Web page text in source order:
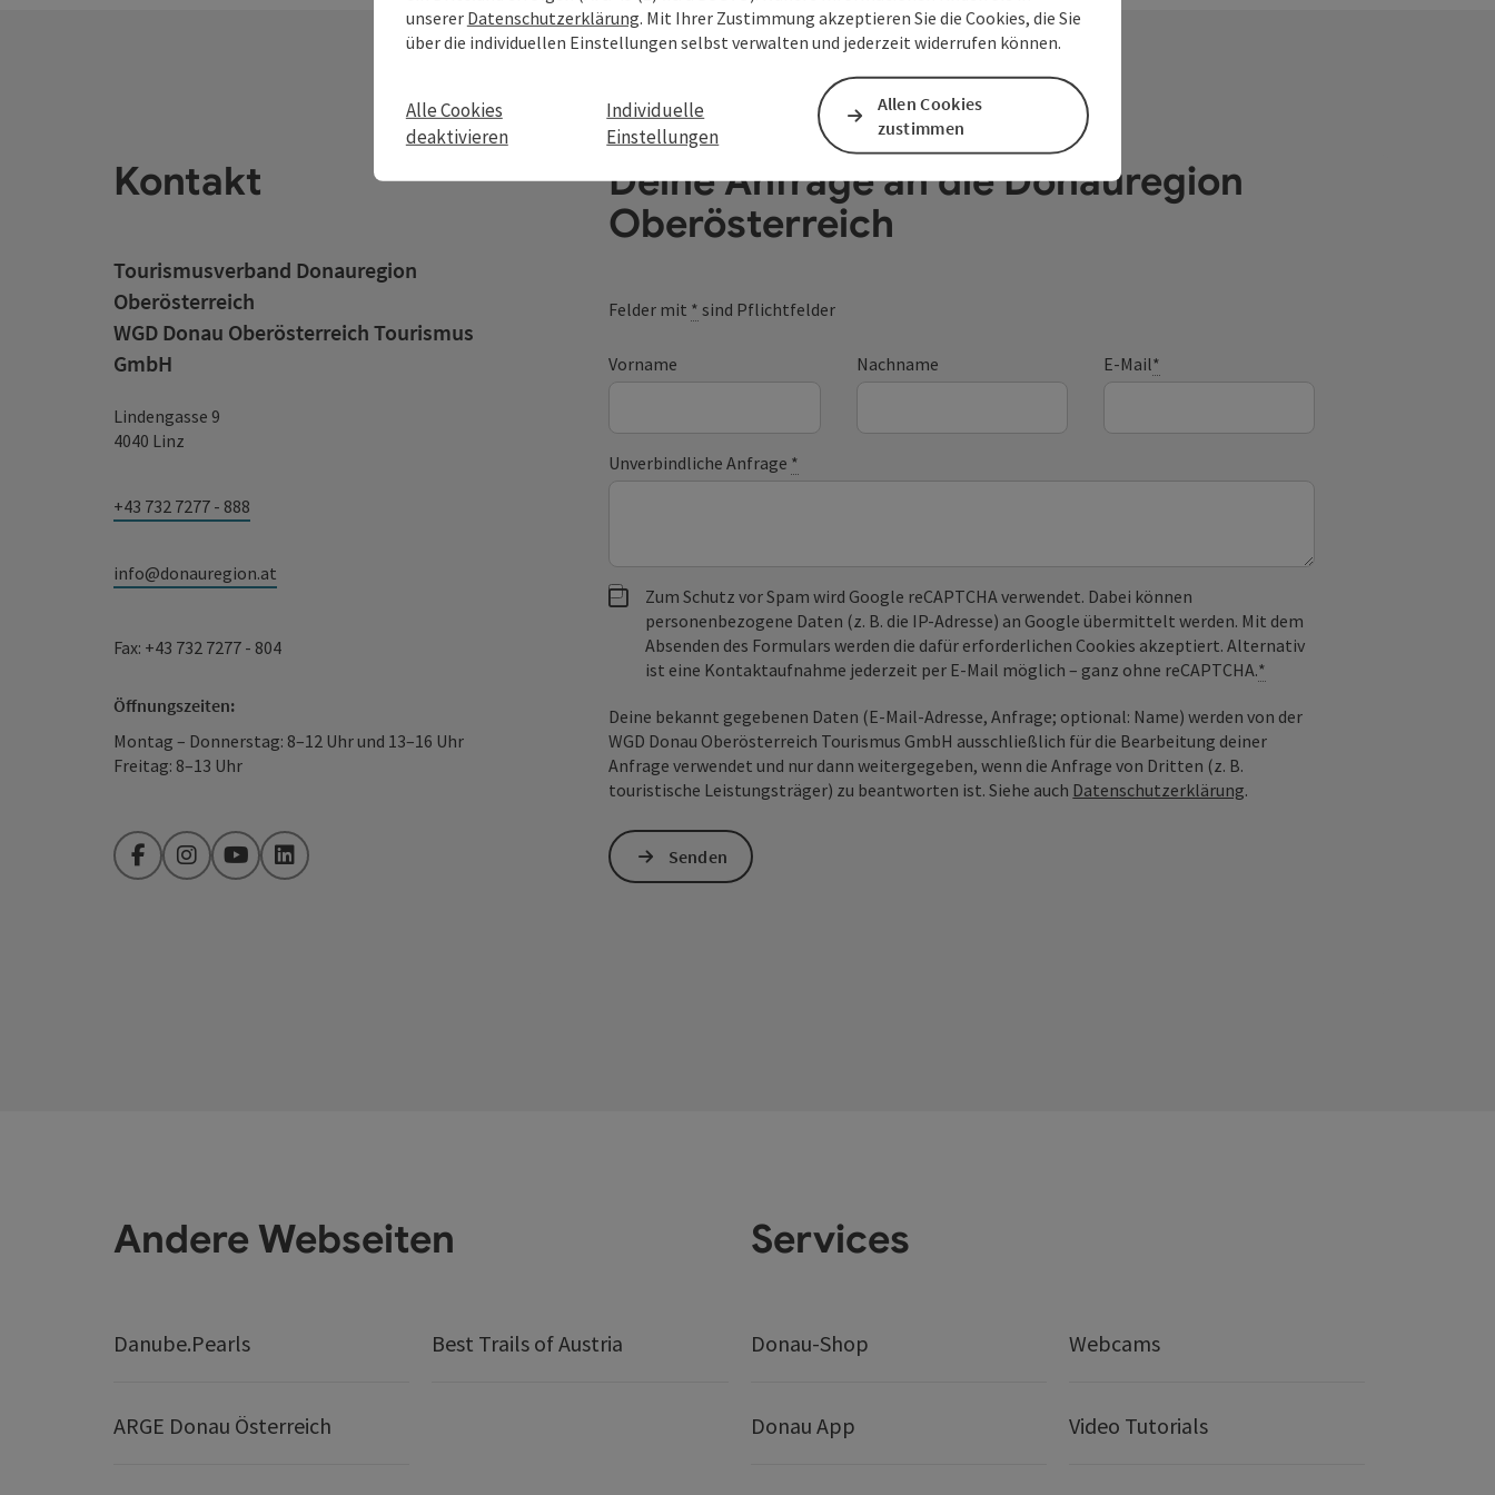
Kontakt
Tourismusverband Donauregion
Oberösterreich
WGD Donau Oberösterreich Tourismus
GmbH
Lindengasse 9
4040 Linz
+43 732 7277 - 888
info@donauregion.at
Fax: +43 732 7277 - 804
Öffnungszeiten:
Montag – Donnerstag: 8–12 Uhr und 13–16 Uhr
Freitag: 8–13 Uhr
FacebookInstagramYouTubeLinkedIn
Deine Anfrage an die Donauregion
Oberösterreich
Felder mit * sind Pflichtfelder
Vorname Nachname E-Mail*
Unverbindliche Anfrage *
Zum Schutz vor Spam wird Google reCAPTCHA verwendet. Dabei können
personenbezogene Daten (z. B. die IP-Adresse) an Google übermittelt werden. Mit dem
Absenden des Formulars werden die dafür erforderlichen Cookies akzeptiert. Alternativ
ist eine Kontaktaufnahme jederzeit per E-Mail möglich – ganz ohne reCAPTCHA.*
Deine bekannt gegebenen Daten (E-Mail-Adresse, Anfrage; optional: Name) werden von der
WGD Donau Oberösterreich Tourismus GmbH ausschließlich für die Bearbeitung deiner
Anfrage verwendet und nur dann weitergegeben, wenn die Anfrage von Dritten (z. B.
touristische Leistungsträger) zu beantworten ist. Siehe auch Datenschutzerklärung.
Senden
Andere Webseiten
Danube.Pearls Best Trails of Austria
ARGE Donau Österreich
Services
Donau-Shop Webcams
Donau App Video Tutorials
unserer Datenschutzerklärung. Mit Ihrer Zustimmung akzeptieren Sie die Cookies, die Sie
über die individuellen Einstellungen selbst verwalten und jederzeit widerrufen können.
Alle Cookies
deaktivieren
Individuelle
Einstellungen
Allen Cookies
zustimmen